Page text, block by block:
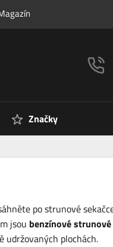
Značky
po strunové
jsou benzínové
udržovaných plochách.